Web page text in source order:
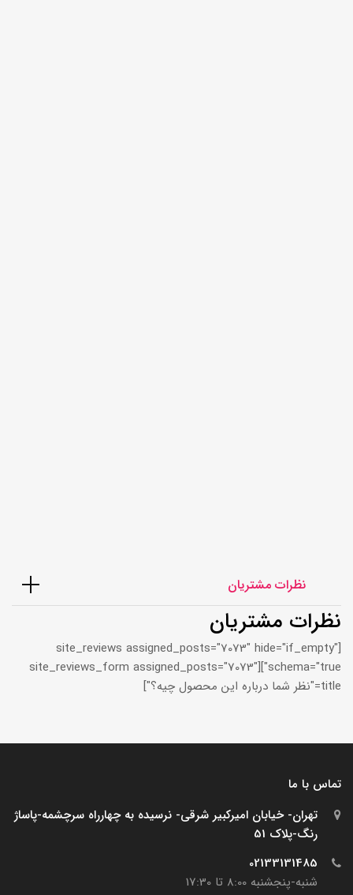
نظرات مشتریان
نظرات مشتریان
[site_reviews assigned_posts="7073" hide="if_empty"
schema="true"][site_reviews_form assigned_posts="7073"
title="نظر شما درباره این محصول چیه؟"]
تماس با ما
تهران- خیابان امیرکبیر شرقی- نرسیده به چهارراه سرچشمه-پاساژ
رنگ-پلاک 51
02133131485
شنبه-پنجشنبه 8:00 تا 17:30